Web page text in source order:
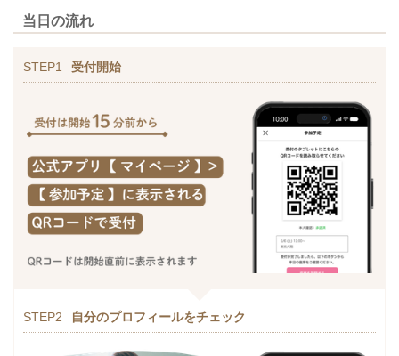
当日の流れ
STEP1 受付開始
STEP2 自分のプロフィールをチェック